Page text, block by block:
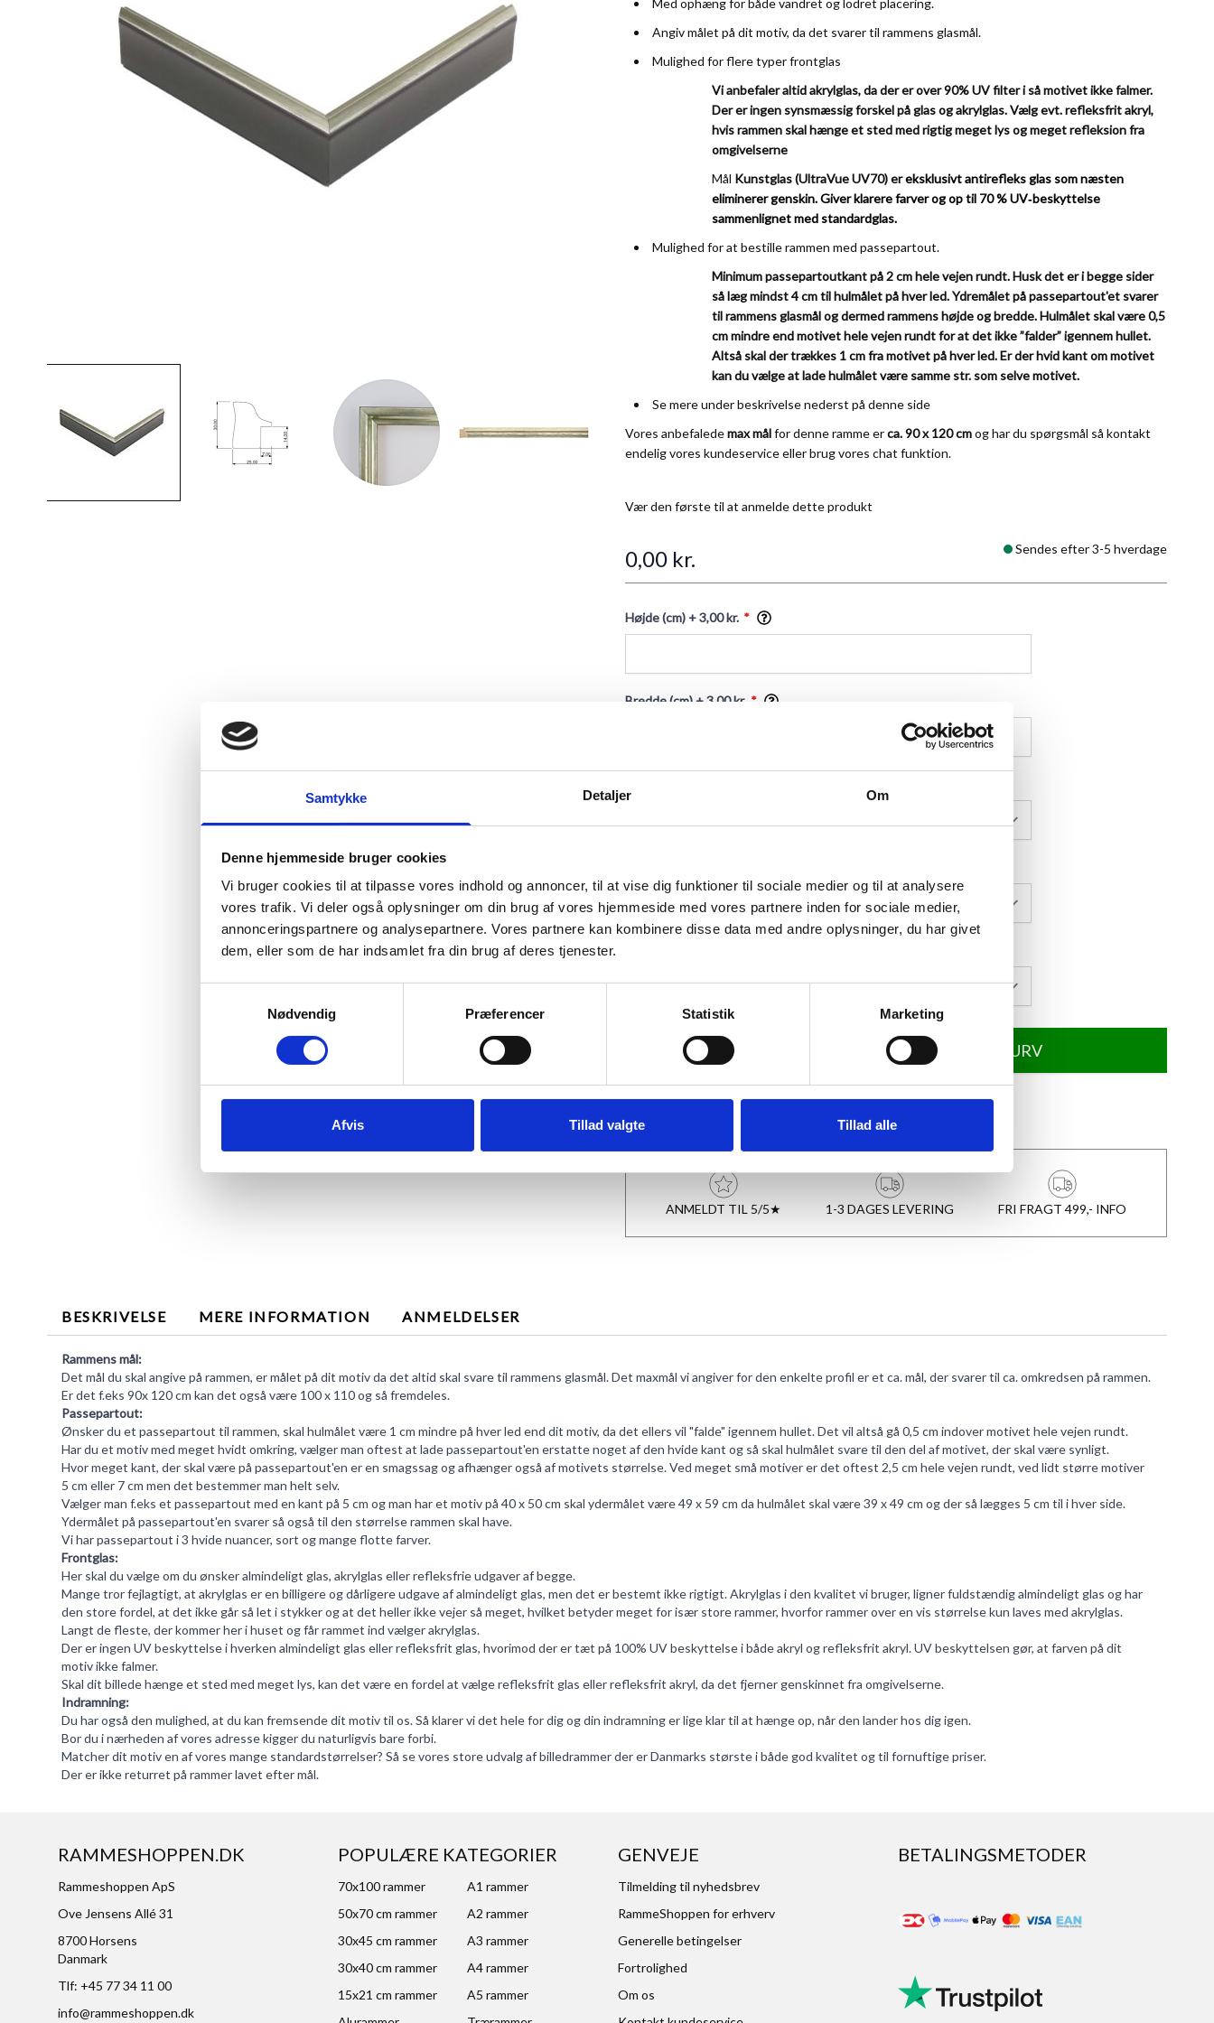
Samtykke Detaljer Om
Denne hjemmeside bruger cookies
Vi bruger cookies til at tilpasse vores indhold og annoncer, til at vise dig funktioner til sociale medier og til at analysere
vores trafik. Vi deler også oplysninger om din brug af vores hjemmeside med vores partnere inden for sociale medier,
annonceringspartnere og analysepartnere. Vores partnere kan kombinere disse data med andre oplysninger, du har givet
dem, eller som de har indsamlet fra din brug af deres tjenester.
Nødvendig
Præferencer Statistik Marketing
Afvis Tillad valgte Tillad alle
Med ophæng for både vandret og lodret placering.
Angiv målet på dit motiv, da det svarer til rammens glasmål.
Mulighed for flere typer frontglas
Vi anbefaler altid akrylglas, da der er over 90% UV filter i så motivet ikke falmer.
Der er ingen synsmæssig forskel på glas og akrylglas.Vælg evt. refleksfrit akryl,
hvis rammen skal hænge et sted med rigtig meget lys og meget refleksion fra
omgivelserne
Mål Kunstglas (UltraVue UV70) ereksklusivt antirefleks glas som næsten
eliminerer genskin. Giver klarere farver og op til 70% UV‑beskyttelse
sammenlignet med standardglas.
Mulighed for at bestille rammen med passepartout.
Minimum passepartoutkant på 2 cm hele vejen rundt. Husk det er i begge sider
så læg mindst 4 cm til hulmålet på hver led. Ydremålet på passepartout'et svarer
til rammens glasmål og dermed rammens højde og bredde. Hulmålet skal være 0,5
cm mindre end motivet hele vejen rundt for at det ikke ”falder” igennem hullet.
Altså skal der trækkes 1 cm fra motivet på hver led. Er der hvid kant om motivet
kan du vælge at lade hulmålet være samme str. som selve motivet.
Se mere under beskrivelse nederst på denne side
Vores anbefaledemax målfor denne ramme erca. 90 x 120 cmog har du spørgsmål så kontakt
endelig vores kundeserviceeller brug vores chat funktion.
Vær den første til at anmelde dette produkt
0,00 kr. Sendes efter 3-5 hverdage
Højde (cm) + 3,00 kr.
Bredde (cm) + 3,00 kr.
TILFØJ TIL KURV
ANMELDT TIL 5/5★ 1-3 DAGES LEVERING FRI FRAGT 499,- INFO
BESKRIVELSE MERE INFORMATION ANMELDELSER
Rammens mål:
Det mål du skal angive på rammen, er målet på dit motiv da det altid skal svare til rammens glasmål. Det maxmål vi angiver for den enkelte profil er et ca. mål, der svarer til ca. omkredsen på rammen.
Er det f.eks 90x 120 cm kan det også være 100 x 110 og så fremdeles.
Passepartout:
Ønsker du et passepartout til rammen, skal hulmålet være 1 cm mindre på hver led end dit motiv, da det ellers vil "falde" igennem hullet. Det vil altså gå 0,5 cm indover motivet hele vejen rundt.
Har du et motiv med meget hvidt omkring, vælger man oftest at lade passepartout'en erstatte noget af den hvide kant og så skal hulmålet svare til den del af motivet, der skal være synligt.
Hvor meget kant, der skal være på passepartout'en er en smagssag og afhænger også af motivets størrelse. Ved meget små motiver er det oftest 2,5 cm hele vejen rundt, ved lidt større motiver
5 cm eller 7 cm men det bestemmer man helt selv.
Vælger man f.eks et passepartout med en kant på 5 cm og man har et motiv på 40 x 50 cm skal ydermålet være 49 x 59 cm da hulmålet skal være 39 x 49 cm og der så lægges 5 cm til i hver side.
Ydermålet på passepartout'en svarer så også til den størrelse rammen skal have.
Vi harpassepartout i 3 hvide nuancer, sort og mange flotte farver.
Frontglas:
Her skal du vælge om du ønsker almindeligt glas, akrylglas eller refleksfrie udgaver af begge.
Mange tror fejlagtigt, at akrylglas er en billigere og dårligere udgave af almindeligt glas, men det er bestemt ikke rigtigt. Akrylglas i den kvalitet vi bruger, ligner fuldstændig almindeligt glas og har
den store fordel, at det ikke går så let i stykker og at det heller ikke vejer så meget, hvilket betyder meget for især store rammer, hvorfor rammer over en vis størrelse kun laves med akrylglas.
Langt de fleste, der kommer her i huset og får rammet ind vælger akrylglas.
Der er ingen UV beskyttelse i hverken almindeligt glas eller refleksfrit glas, hvorimod der er tæt på 100% UV beskyttelse i både akryl og refleksfrit akryl. UV beskyttelsen gør, at farven på dit
motiv ikke falmer.
Skal dit billede hænge et sted med meget lys, kan det være en fordel at vælge refleksfrit glas eller refleksfrit akryl, da det fjerner genskinnet fra omgivelserne.
Indramning:
Du har også den mulighed, at du kan fremsende dit motiv til os. Så klarer vi det hele for dig og din indramning er lige klar til at hænge op, når den lander hos dig igen.
Bor du i nærheden af vores adresse kigger du naturligvis bare forbi.
Matcher dit motiv en af vores mange standardstørrelser? Så se vores store udvalg afbilledrammerder er Danmarks største i både god kvalitet og til fornuftige priser.
Der er ikke returret på rammer lavet efter mål.
RAMMESHOPPEN.DK
Rammeshoppen ApS
Ove Jensens Allé 31
8700 Horsens
Danmark
Tlf: +45 77 34 11 00
info@rammeshoppen.dk
POPULÆRE KATEGORIER
70x100 rammer
A1 rammer
50x70 cm rammer
A2 rammer
30x45 cm rammer
A3 rammer
30x40 cm rammer
A4 rammer
15x21 cm rammer
A5 rammer
GENVEJE
Tilmelding til nyhedsbrev
RammeShoppen for erhverv
Generelle betingelser
Fortrolighed
Om os
BETALINGSMETODER